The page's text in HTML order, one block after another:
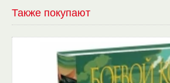
Также покупают